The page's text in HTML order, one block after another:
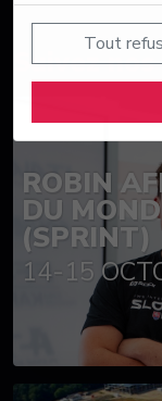
Tout
Suivez
ROBIN
DU
(SPRINT)
14-15